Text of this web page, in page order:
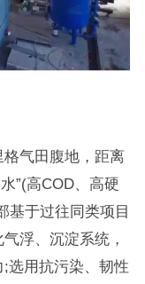
气田腹地，距离
”(高COD、高硬
基于过往同类项目
浮、沉淀系统，
选用抗污染、韧性